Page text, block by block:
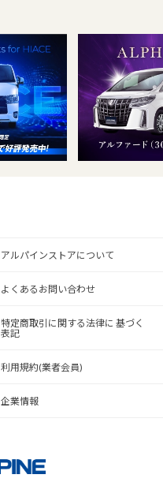
アルパインストアについて
よくあるお問い合わせ
特定商取引に関する法律に 基づく
表記
利用規約(業者会員)
企業情報